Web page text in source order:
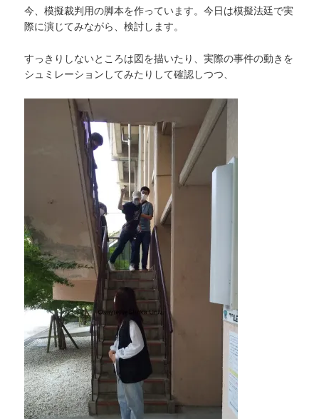
今、模擬裁判用の脚本を作っています。今日は模擬法廷で実
際に演じてみながら、検討します。
すっきりしないところは図を描いたり、実際の事件の動きを
シュミレーションしてみたりして確認しつつ、